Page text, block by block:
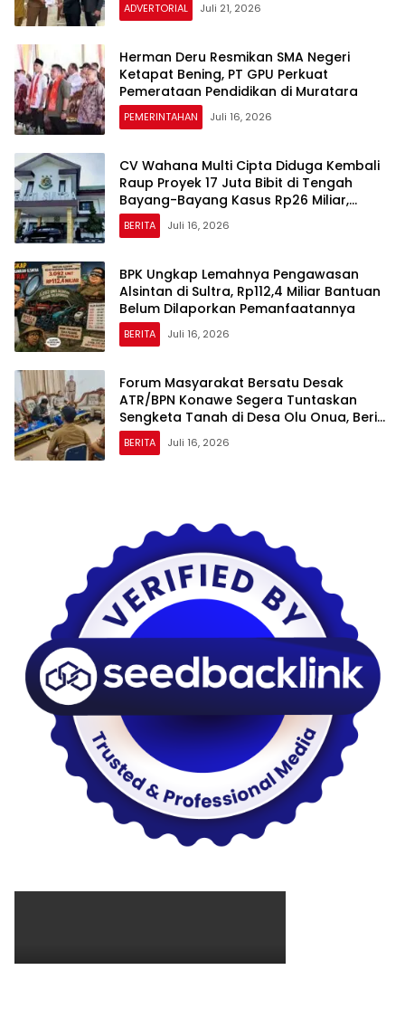
ADVERTORIAL Juli 21, 2026
Herman Deru Resmikan SMA Negeri
Ketapat Bening, PT GPU Perkuat
Pemerataan Pendidikan di Muratara
PEMERINTAHAN Juli 16, 2026
CV Wahana Multi Cipta Diduga Kembali
Raup Proyek 17 Juta Bibit di Tengah
Bayang-Bayang Kasus Rp26 Miliar,
Kasipenkum: Kami Menunggu P21 dari
Polda Sultra
BERITA Juli 16, 2026
BPK Ungkap Lemahnya Pengawasan
Alsintan di Sultra, Rp112,4 Miliar Bantuan
Belum Dilaporkan Pemanfaatannya
BERITA Juli 16, 2026
Forum Masyarakat Bersatu Desak
ATR/BPN Konawe Segera Tuntaskan
Sengketa Tanah di Desa Olu Onua, Beri
Tenggat Waktu 2×24 Jam
BERITA Juli 16, 2026